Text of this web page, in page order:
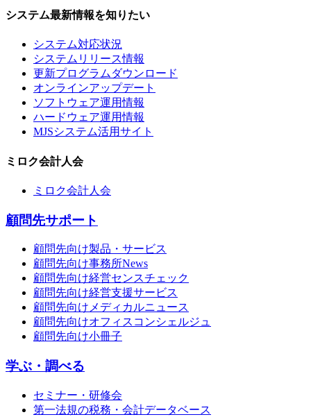
システム最新情報を知りたい
システム対応状況
システムリリース情報
更新プログラムダウンロード
オンラインアップデート
ソフトウェア運用情報
ハードウェア運用情報
MJSシステム活用サイト
ミロク会計人会
ミロク会計人会
顧問先サポート
顧問先向け製品・サービス
顧問先向け事務所News
顧問先向け経営センスチェック
顧問先向け経営支援サービス
顧問先向けメディカルニュース
顧問先向けオフィスコンシェルジュ
顧問先向け小冊子
学ぶ・調べる
セミナー・研修会
第一法規の税務・会計データベース